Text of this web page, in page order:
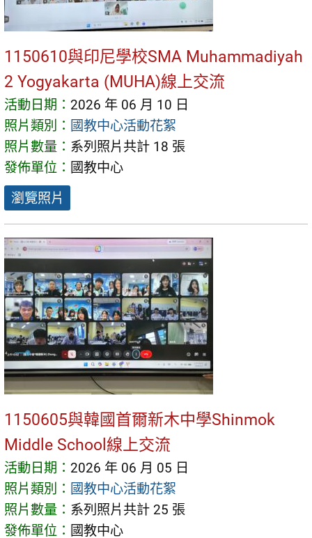
1150610與印尼學校SMA Muhammadiyah
2 Yogyakarta (MUHA)線上交流
活動日期： 2026 年 06 月 10 日
照片類別： 國教中心活動花絮
照片數量： 系列照片共計 18 張
發佈單位： 國教中心
瀏覽照片
1150605與韓國首爾新木中學Shinmok
Middle School線上交流
活動日期： 2026 年 06 月 05 日
照片類別： 國教中心活動花絮
照片數量： 系列照片共計 25 張
發佈單位： 國教中心